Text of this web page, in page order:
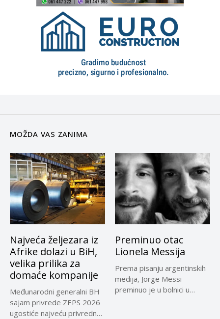
MOŽDA VAS ZANIMA
Najveća željezara iz
Afrike dolazi u BiH,
velika prilika za
domaće kompanije
Međunarodni generalni BH
sajam privrede ZEPS 2026
ugostiće najveću privrednu
Preminuo otac
Lionela Messija
Prema pisanju argentinskih
medija, Jorge Messi
preminuo je u bolnici u